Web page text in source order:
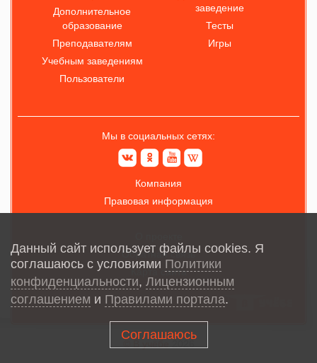
Дополнительное
образование
Преподавателям
Учебным заведениям
Пользователи
заведение
Тесты
Игры
Мы в социальных сетях:
Компания
Правовая информация
Обратная связь
Карта сайта
Данный сайт использует файлы cookies. Я
соглашаюсь с условиями Политики
конфиденциальности, Лицензионным
соглашением и Правилами портала.
Соглашаюсь